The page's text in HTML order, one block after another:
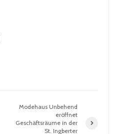
Modehaus Unbehend
eröffnet
Geschäftsräume in der
St. Ingberter